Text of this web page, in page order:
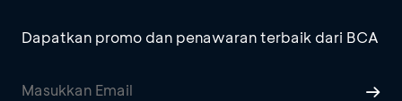
Dapatkan promo dan penawaran terbaik dari BCA